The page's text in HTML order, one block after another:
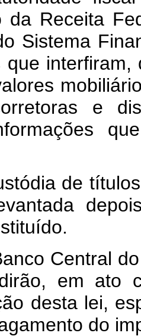
da Receita
Sistema
que
e
de
Central
em ato
desta lei,
do